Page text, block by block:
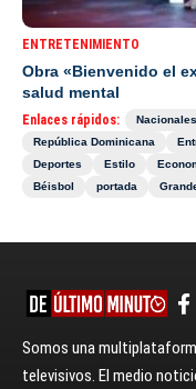
ENTRETENIMIENTO
Obra «Bienvenido el
salud mental
Enlaces rápidos: Nacionales
República Dominicana
Deportes
Estilo
Béisbol
portada
Somos una
televisivos. El medio